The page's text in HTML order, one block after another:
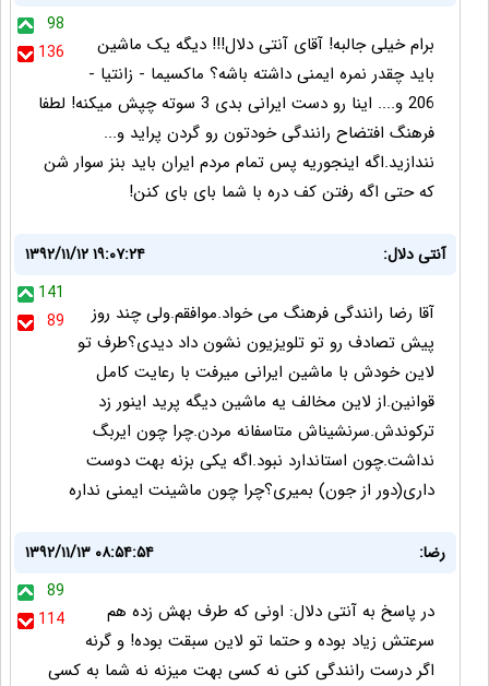
98
136
برام خیلی جالبه! آقای آنتی دلال!!! دیگه یک ماشین
باید چقدر نمره ایمنی داشته باشه؟ ماکسیما - زانتیا -
206 و.... اینا رو دست ایرانی بدی 3 سوته چپش میکنه! لطفا
فرهنگ افتضاح رانندگی خودتون رو گردن پراید و...
نندازید.اگه اینجوریه پس تمام مردم ایران باید بنز سوار شن
که حتی اگه رفتن کف دره با شما بای بای کنن!
آنتی دلال:
۱۳۹۲/۱۱/۱۲ ۱۹:۰۷:۲۴
141
89
آقا رضا رانندگی فرهنگ می خواد.موافقم.ولی چند روز
پیش تصادف رو تو تلویزیون نشون داد دیدی؟طرف تو
لاین خودش با ماشین ایرانی میرفت با رعایت کامل
قوانین.از لاین مخالف یه ماشین دیگه پرید اینور زد
ترکوندش.سرنشیناش متاسفانه مردن.چرا چون ایربگ
نداشت.چون استاندارد نبود.اگه یکی بزنه بهت دوست
داری(دور از جون) بمیری؟چرا چون ماشینت ایمنی نداره
رضا:
۱۳۹۲/۱۱/۱۳ ۰۸:۵۴:۵۴
89
114
در پاسخ به آنتی دلال: اونی که طرف بهش زده هم
سرعتش زیاد بوده و حتما تو لاین سبقت بوده! و گرنه
اگر درست رانندگی کنی نه کسی بهت میزنه نه شما به کسی